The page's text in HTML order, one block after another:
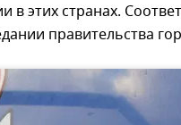
в этих странах.
правительства